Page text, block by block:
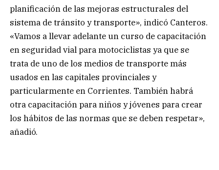
planificación de las mejoras estructurales del
sistema de tránsito y transporte», indicó Canteros.
«Vamos a llevar adelante un curso de capacitación
en seguridad vial para motociclistas ya que se
trata de uno de los medios de transporte más
usados en las capitales provinciales y
particularmente en Corrientes. También habrá
otra capacitación para niños y jóvenes para crear
los hábitos de las normas que se deben respetar»,
añadió.